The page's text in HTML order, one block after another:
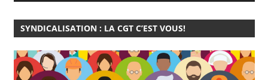
SYNDICALISATION : LA CGT C’EST VOUS!